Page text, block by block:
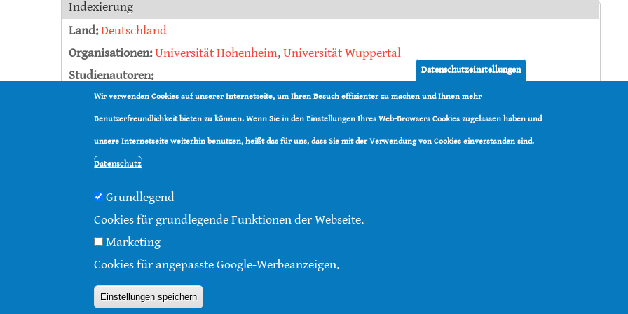
Indexierung
Land:Deutschland
Organisationen:Universität Hohenheim,Universität Wuppertal
Studienautoren:
Victoria Charlotte Seeburger,Paul D’Alvise,Basel Shaaban,Karsten Schweikert,
Annette Schroeder,Martin Hasselmann
Westliche Honigbiene
© 2016 - 2026 |
Datenschutzeinstellungen
Wir verwenden Cookies auf unserer Internetseite, um Ihren Besuch effizienter zu machen und Ihnen mehr
Benutzerfreundlichkeit bieten zu können. Wenn Sie in den Einstellungen Ihres Web-Browsers Cookies zugelassen haben und
unsere Internetseite weiterhin benutzen, heißt das für uns, dass Sie mit der Verwendung von Cookies einverstanden sind.
Datenschutz
Grundlegend
Cookies für grundlegende Funktionen der Webseite.
Marketing
Cookies für angepasste Google-Werbeanzeigen.
Einstellungen speichern